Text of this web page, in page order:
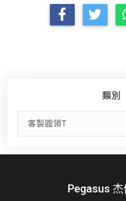
類別
客製圓領T
Pegasus